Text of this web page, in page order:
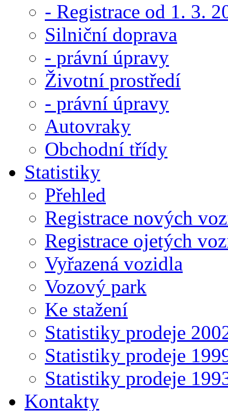
- Registrace od 1. 3.
Silniční doprava
- právní úpravy
Životní prostředí
- právní úpravy
Autovraky
Obchodní třídy
Statistiky
Přehled
Registrace nových
Registrace ojetých
Vyřazená vozidla
Vozový park
Ke stažení
Statistiky prodeje
Statistiky prodeje
Statistiky prodeje
Kontakty